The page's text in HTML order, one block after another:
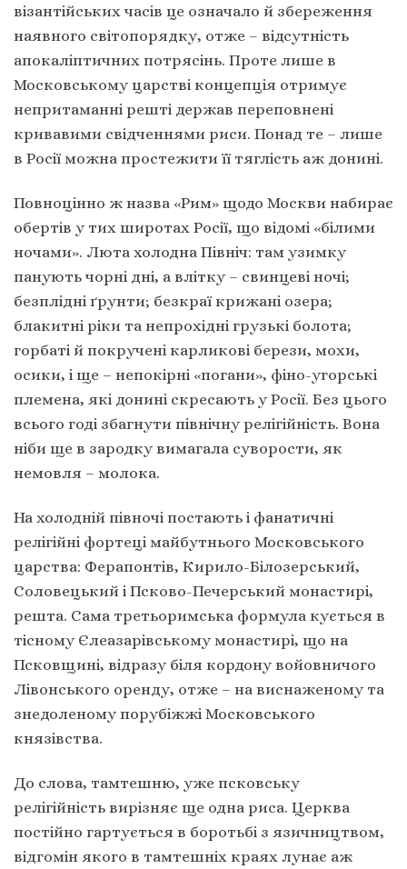
візантійських часів це означало й збереження
наявного світопорядку, отже – відсутність
апокаліптичних потрясінь. Проте лише в
Московському царстві концепція отримує
непритаманні решті держав переповнені
кривавими свідченнями риси. Понад те – лише
в Росії можна простежити її тяглість аж донині.
Повноцінно ж назва «Рим» щодо Москви набирає
обертів у тих широтах Росії, що відомі «білими
ночами». Люта холодна Північ: там узимку
панують чорні дні, а влітку – свинцеві ночі;
безплідні ґрунти; безкраї крижані озера;
блакитні ріки та непрохідні грузькі болота;
горбаті й покручені карликові берези, мохи,
осики, і ще – непокірні «погани», фіно-угорські
племена, які донині скресають у Росії. Без цього
всього годі збагнути північну релігійність. Вона
ніби ще в зародку вимагала суворости, як
немовля – молока.
На холодній півночі постають і фанатичні
релігійні фортеці майбутнього Московського
царства: Ферапонтів, Кирило-Білозерський,
Соловецький і Псково-Печерський монастирі,
решта. Сама третьоримська формула кується в
тісному Єлеазарівському монастирі, що на
Псковщині, відразу біля кордону войовничого
Лівонського оренду, отже – на виснаженому та
знедоленому порубіжжі Московського
князівства.
До слова, тамтешню, уже псковську
релігійність вирізняє ще одна риса. Церква
постійно гартується в боротьбі з язичництвом,
відгомін якого в тамтешніх краях лунає аж